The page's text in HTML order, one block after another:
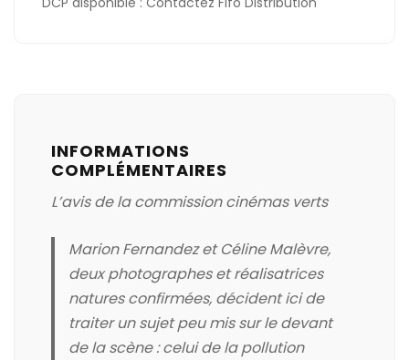
INFORMATIONS
COMPLÉMENTAIRES
L’avis de la commission cinémas verts
Marion Fernandez et CélineMalèvre,
deux photographes et réalisatrices
natures confirmées, décident ici de
traiter un sujet peu mis sur le devant
de la scène : celui de la pollution